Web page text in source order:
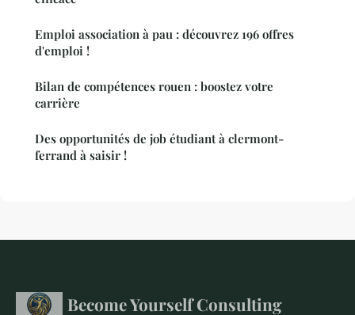
Emploi association à pau : découvrez 196 offres
d'emploi !
Bilan de compétences rouen : boostez votre
carrière
Des opportunités de job étudiant à clermont-
ferrand à saisir !
Become Yourself Consulting